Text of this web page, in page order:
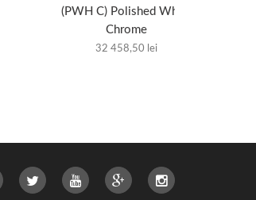
(PWH C) Polished White
Chrome
32 458,50 lei